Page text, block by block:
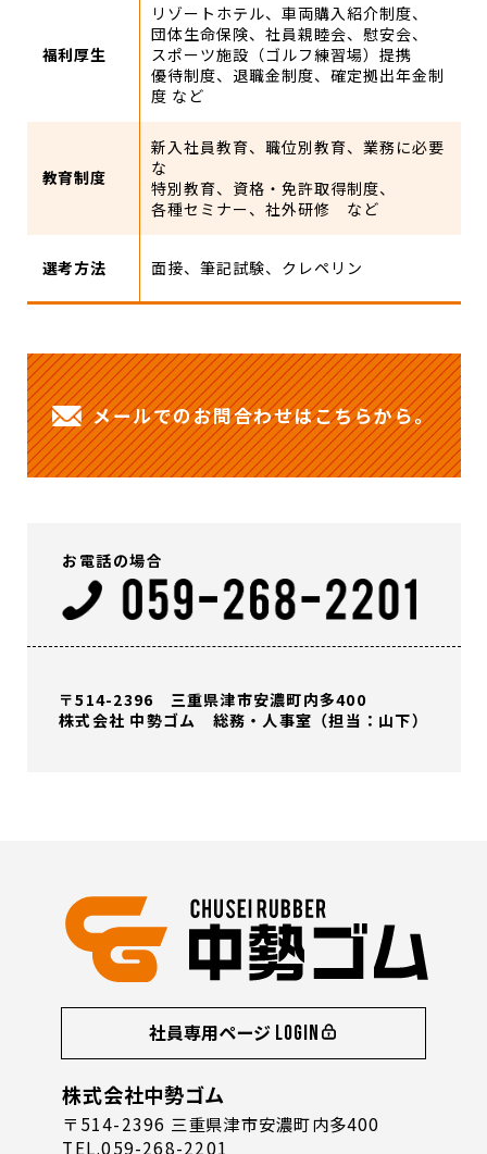
福利厚生
リゾートホテル、車両購入紹介制度、
団体生命保険、社員親睦会、慰安会、
スポーツ施設（ゴルフ練習場）提携
優待制度、退職金制度、確定拠出年金制
度 など
教育制度
新入社員教育、職位別教育、業務に必要
な
特別教育、資格・免許取得制度、
各種セミナー、社外研修 など
選考方法 面接、筆記試験、クレペリン
メールでのお問合わせはこちらから。
お電話の場合
〒514-2396 三重県津市安濃町内多400
株式会社 中勢ゴム 総務・人事室（担当：山下）
社員専用ページ LOGIN
株式会社中勢ゴム
〒514-2396 三重県津市安濃町内多400
TEL.059-268-2201